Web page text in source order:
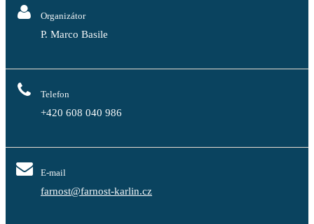
Organizátor
P. Marco Basile
Telefon
+420 608 040 986
E-mail
farnost@farnost-karlin.cz